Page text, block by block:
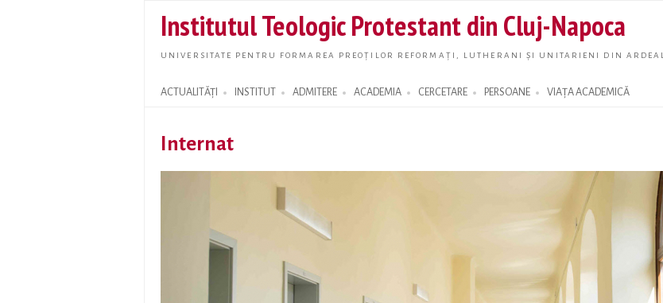
main
content
Institutul Teologic Protestant din Cluj-Napoca
UNIVERSITATE PENTRU FORMAREA PREOȚILOR REFORMAȚI, LUTHERANI ȘI UNITARIENI DIN ARDEAL
ACTUALITĂȚI INSTITUT ADMITERE ACADEMIA CERCETARE PERSOANE VIAȚA ACADEMICĂ
Search form
Internat